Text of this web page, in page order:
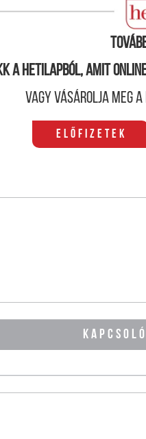
az életét. Ha ez
a hetilapból, amit
Vagy vásárolja meg
Előfizetek